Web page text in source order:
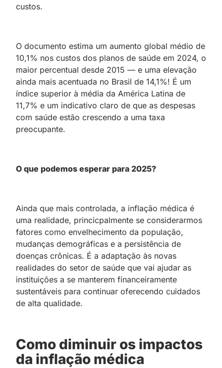
custos.
O documento estima um aumento global médio de
10,1% nos custos dos planos de saúde em 2024, o
maior percentual desde 2015 — e uma elevação
ainda mais acentuada no Brasil de 14,1%! É um
índice superior à média da América Latina de
11,7% e um indicativo claro de que as despesas
com saúde estão crescendo a uma taxa
preocupante.
O que podemos esperar para 2025?
Ainda que mais controlada, a inflação médica é
uma realidade, princicpalmente se considerarmos
fatores como envelhecimento da população,
mudanças demográficas e a persistência de
doenças crônicas. É a adaptação às novas
realidades do setor de saúde que vai ajudar as
instituições a se manterem financeiramente
sustentáveis para continuar oferecendo cuidados
de alta qualidade.
Como diminuir os impactos
da inflação médica